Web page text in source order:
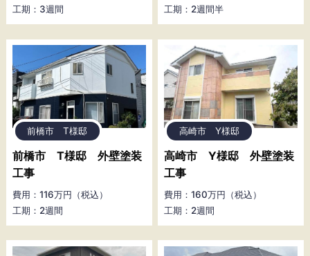
工期：3週間
工期：2週間半
前橋市 T様邸
前橋市 T様邸 外壁塗装
工事
費用：116万円（税込）
工期：2週間
高崎市 Y様邸
高崎市 Y様邸 外壁塗装
工事
費用：160万円（税込）
工期：2週間